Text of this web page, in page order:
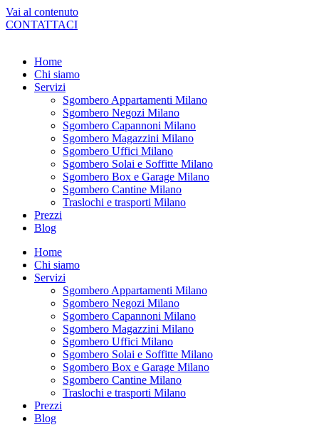
Vai al contenuto
CONTATTACI
Home
Chi siamo
Servizi
Sgombero Appartamenti Milano
Sgombero Negozi Milano
Sgombero Capannoni Milano
Sgombero Magazzini Milano
Sgombero Uffici Milano
Sgombero Solai e Soffitte Milano
Sgombero Box e Garage Milano
Sgombero Cantine Milano
Traslochi e trasporti Milano
Prezzi
Blog
Home
Chi siamo
Servizi
Sgombero Appartamenti Milano
Sgombero Negozi Milano
Sgombero Capannoni Milano
Sgombero Magazzini Milano
Sgombero Uffici Milano
Sgombero Solai e Soffitte Milano
Sgombero Box e Garage Milano
Sgombero Cantine Milano
Traslochi e trasporti Milano
Prezzi
Blog